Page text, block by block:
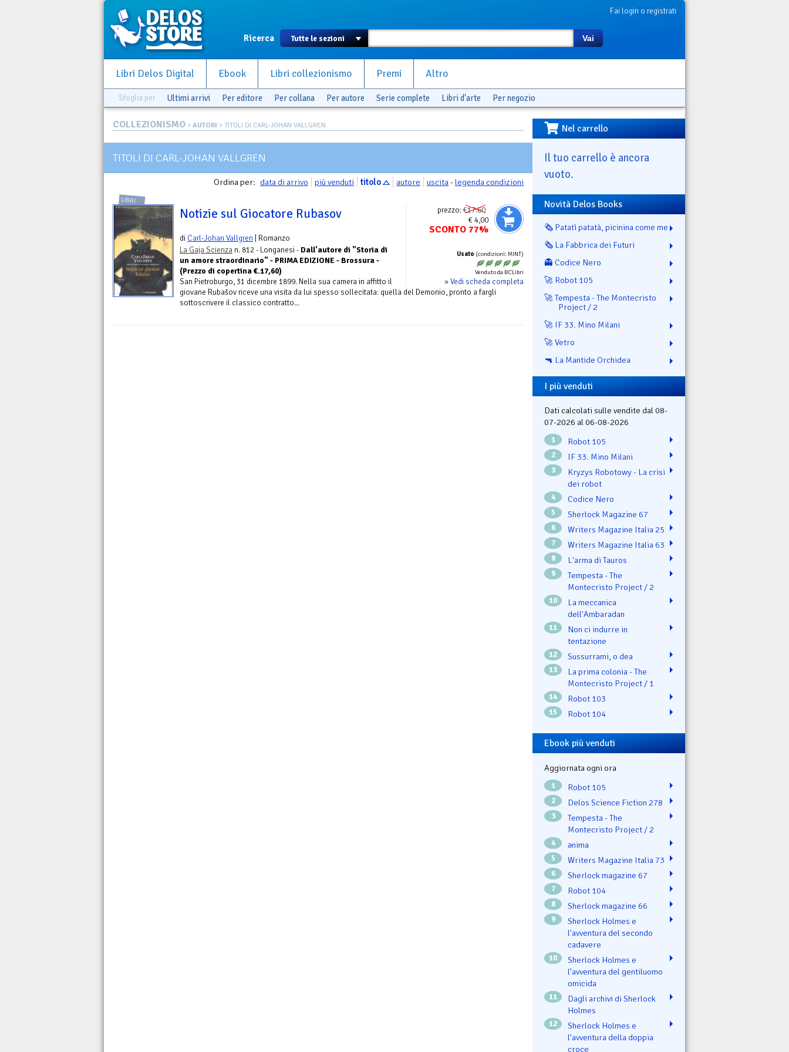
Fai login o registrati
Ricerca Vai
Libri Delos Digital Ebook Libri collezionismo Premi Altro
Sfoglia per Ultimi arrivi Per editore Per collana Per autore Serie complete Libri d'arte Per negozio
COLLEZIONISMO > AUTORI > TITOLI DI CARL-JOHAN VALLGREN
TITOLI DI CARL-JOHAN VALLGREN
Ordina per: data di arrivo più venduti titolo autore uscita-legenda condizioni
prezzo:€17.60
€ 4,00
SCONTO 77%
Usato (condizioni: MINT)
Venduto da BCLibri
» Vedi scheda completa
LIBRI
Notizie sul Giocatore Rubasov
di Carl-Johan Vallgren | Romanzo
La Gaja Scienza n. 812 - Longanesi - Dall'autore di "Storia di
un amore straordinario" - PRIMA EDIZIONE - Brossura -
(Prezzo di copertina €.17,60)
San Pietroburgo, 31 dicembre 1899. Nella sua camera in affitto il
giovane Rubašov riceve una visita da lui spesso sollecitata: quella del Demonio, pronto a fargli
sottoscrivere il classico contratto...
Nel carrello
Il tuo carrello è ancora
vuoto.
Novità Delos Books
🗞️ Patatì patatà, picinina come me
🗞️ La Fabbrica dei Futuri
👻 Codice Nero
🚀 Robot 105
🚀 Tempesta - The Montecristo
Project / 2
🚀 IF 33. Mino Milani
🚀 Vetro
🔫 La Mantide Orchidea
I più venduti
Dati calcolati sulle vendite dal 08-
07-2026 al 06-08-2026
1 Robot 105
2 IF 33. Mino Milani
3
Kryzys Robotowy - La crisi
dei robot
4 Codice Nero
5 Sherlock Magazine 67
6 Writers Magazine Italia 25
7 Writers Magazine Italia 63
8 L'arma di Tauros
9
Tempesta - The
Montecristo Project / 2
10
La meccanica
dell'Ambaradan
11
Non ci indurre in
tentazione
12 Sussurrami, o dea
13
La prima colonia - The
Montecristo Project / 1
14 Robot 103
15 Robot 104
Ebook più venduti
Aggiornata ogni ora
1 Robot 105
2 Delos Science Fiction 278
3
Tempesta - The
Montecristo Project / 2
4 ənima
5 Writers Magazine Italia 73
6 Sherlock magazine 67
7 Robot 104
8 Sherlock magazine 66
9
Sherlock Holmes e
l'avventura del secondo
cadavere
10
Sherlock Holmes e
l’avventura del gentiluomo
omicida
11
Dagli archivi di Sherlock
Holmes
12
Sherlock Holmes e
l’avventura della doppia
croce